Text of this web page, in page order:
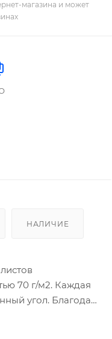
магазина и может
НАЛИЧИЕ
70 г/м2. Каждая
угол. Благодаря